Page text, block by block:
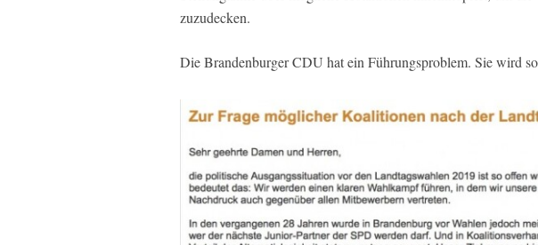
zuzudecken.
Die Brandenburger CDU hat ein Führungsproblem. Sie wird